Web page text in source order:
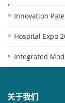
Innovation
Hospital Expo
Integrated
关于我们